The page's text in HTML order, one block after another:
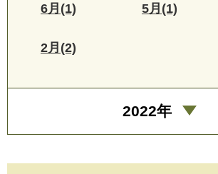
6月(1) 5月(1)
2月(2)
2022年